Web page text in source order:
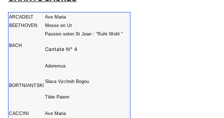
ARCADELT
Ave Maria
BEETHOVEN
Messe en Ut
BACH
Passion selon St Jean : "Ruht Wohl "
Cantate N° 4
BORTNIANTSKI
Adoremus
Slava Vychnih Bogou
Tibie Paiom
CACCINI Ave Maria